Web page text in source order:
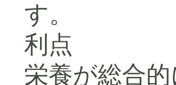
す。
利点
栄養が総合